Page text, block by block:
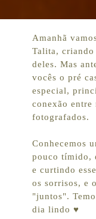
Amanhã
Talita, criando
deles. Mas
vocês o pré
especial,
conexão entre
fotografados.
Conhecemos
pouco tímido,
e curtindo
os sorrisos, e
"juntos".
dia lindo ♥